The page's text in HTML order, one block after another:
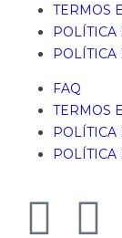
TERMOS
POLÍTICA
POLÍTICA
FAQ
TERMOS
POLÍTICA
POLÍTICA